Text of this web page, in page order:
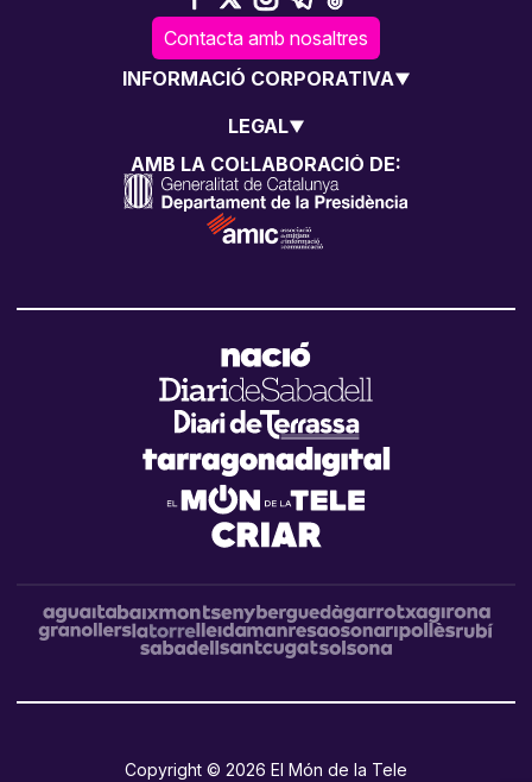
Contacta amb nosaltres
INFORMACIÓ CORPORATIVA
LEGAL
AMB LA COL·LABORACIÓ DE:
Copyright © 2026 El Món de la Tele